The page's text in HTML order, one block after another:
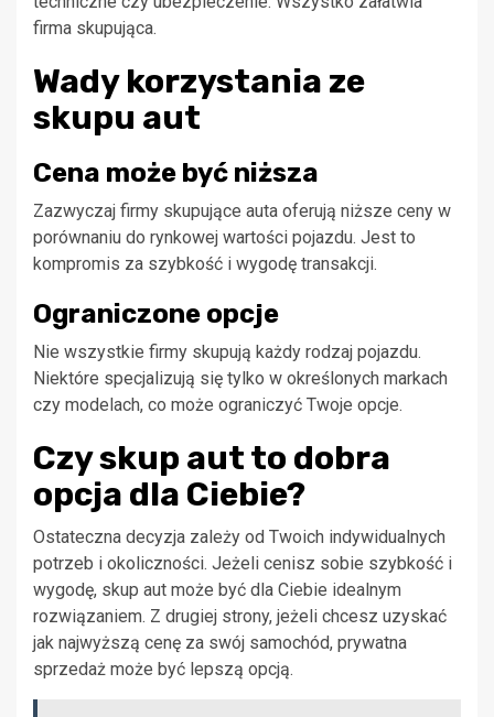
firma skupująca.
Wady korzystania ze
skupu aut
Cena może być niższa
Zazwyczaj firmy skupujące auta oferują niższe ceny w
porównaniu do rynkowej wartości pojazdu. Jest to
kompromis za szybkość i wygodę transakcji.
Ograniczone opcje
Nie wszystkie firmy skupują każdy rodzaj pojazdu.
Niektóre specjalizują się tylko w określonych markach
czy modelach, co może ograniczyć Twoje opcje.
Czy skup aut to dobra
opcja dla Ciebie?
Ostateczna decyzja zależy od Twoich indywidualnych
potrzeb i okoliczności. Jeżeli cenisz sobie szybkość i
wygodę, skup aut może być dla Ciebie idealnym
rozwiązaniem. Z drugiej strony, jeżeli chcesz uzyskać
jak najwyższą cenę za swój samochód, prywatna
sprzedaż może być lepszą opcją.